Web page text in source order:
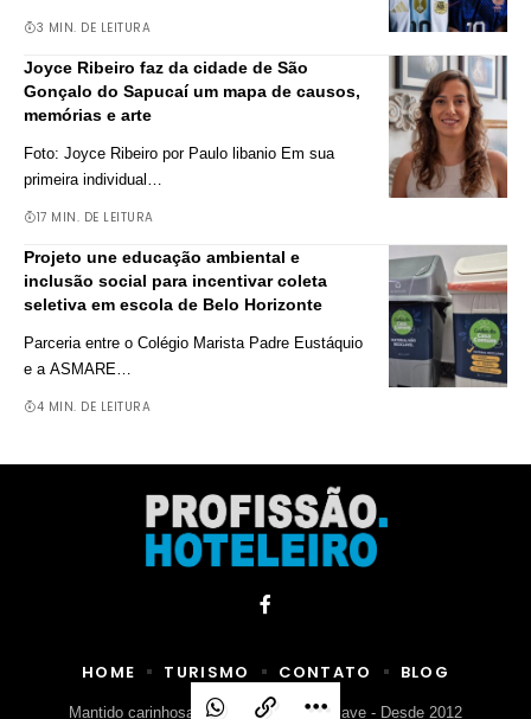
3 MIN. DE LEITURA
Joyce Ribeiro faz da cidade de São
Gonçalo do Sapucaí um mapa de causos,
memórias e arte
Foto: Joyce Ribeiro por Paulo libanio Em sua
primeira individual
17 MIN. DE LEITURA
Projeto une educação ambiental e
inclusão social para incentivar coleta
seletiva em escola de Belo Horizonte
Parceria entre o Colégio Marista Padre Eustáquio
e a ASMARE
4 MIN. DE LEITURA
Mantido carinhosamente por Agência Clave - Desde 2012
HOME TURISMO CONTATO BLOG